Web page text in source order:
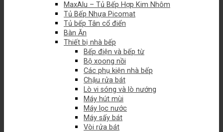
MaxAlu – Tủ Bếp Hợp Kim Nhôm
Tủ Bếp Nhựa Picomat
Tủ bếp Tân cổ điển
Bàn Ăn
Thiết bị nhà bếp
Bếp điện và bếp từ
Bộ xoong nồi
Các phụ kiện nhà bếp
Chậu rửa bát
Lò vi sóng và lò nướng
Máy hút mùi
Máy lọc nước
Máy sấy bát
Vòi rửa bát